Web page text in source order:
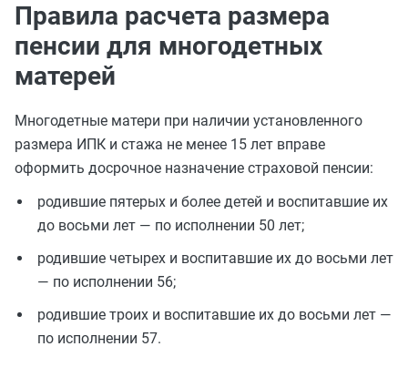
Правила расчета размера
пенсии для многодетных
матерей
Многодетные матери при наличии установленного
размера ИПК и стажа не менее 15 лет вправе
оформить досрочное назначение страховой пенсии:
родившие пятерых и более детей и воспитавшие их
до восьми лет — по исполнении 50 лет;
родившие четырех и воспитавшие их до восьми лет
— по исполнении 56;
родившие троих и воспитавшие их до восьми лет —
по исполнении 57.